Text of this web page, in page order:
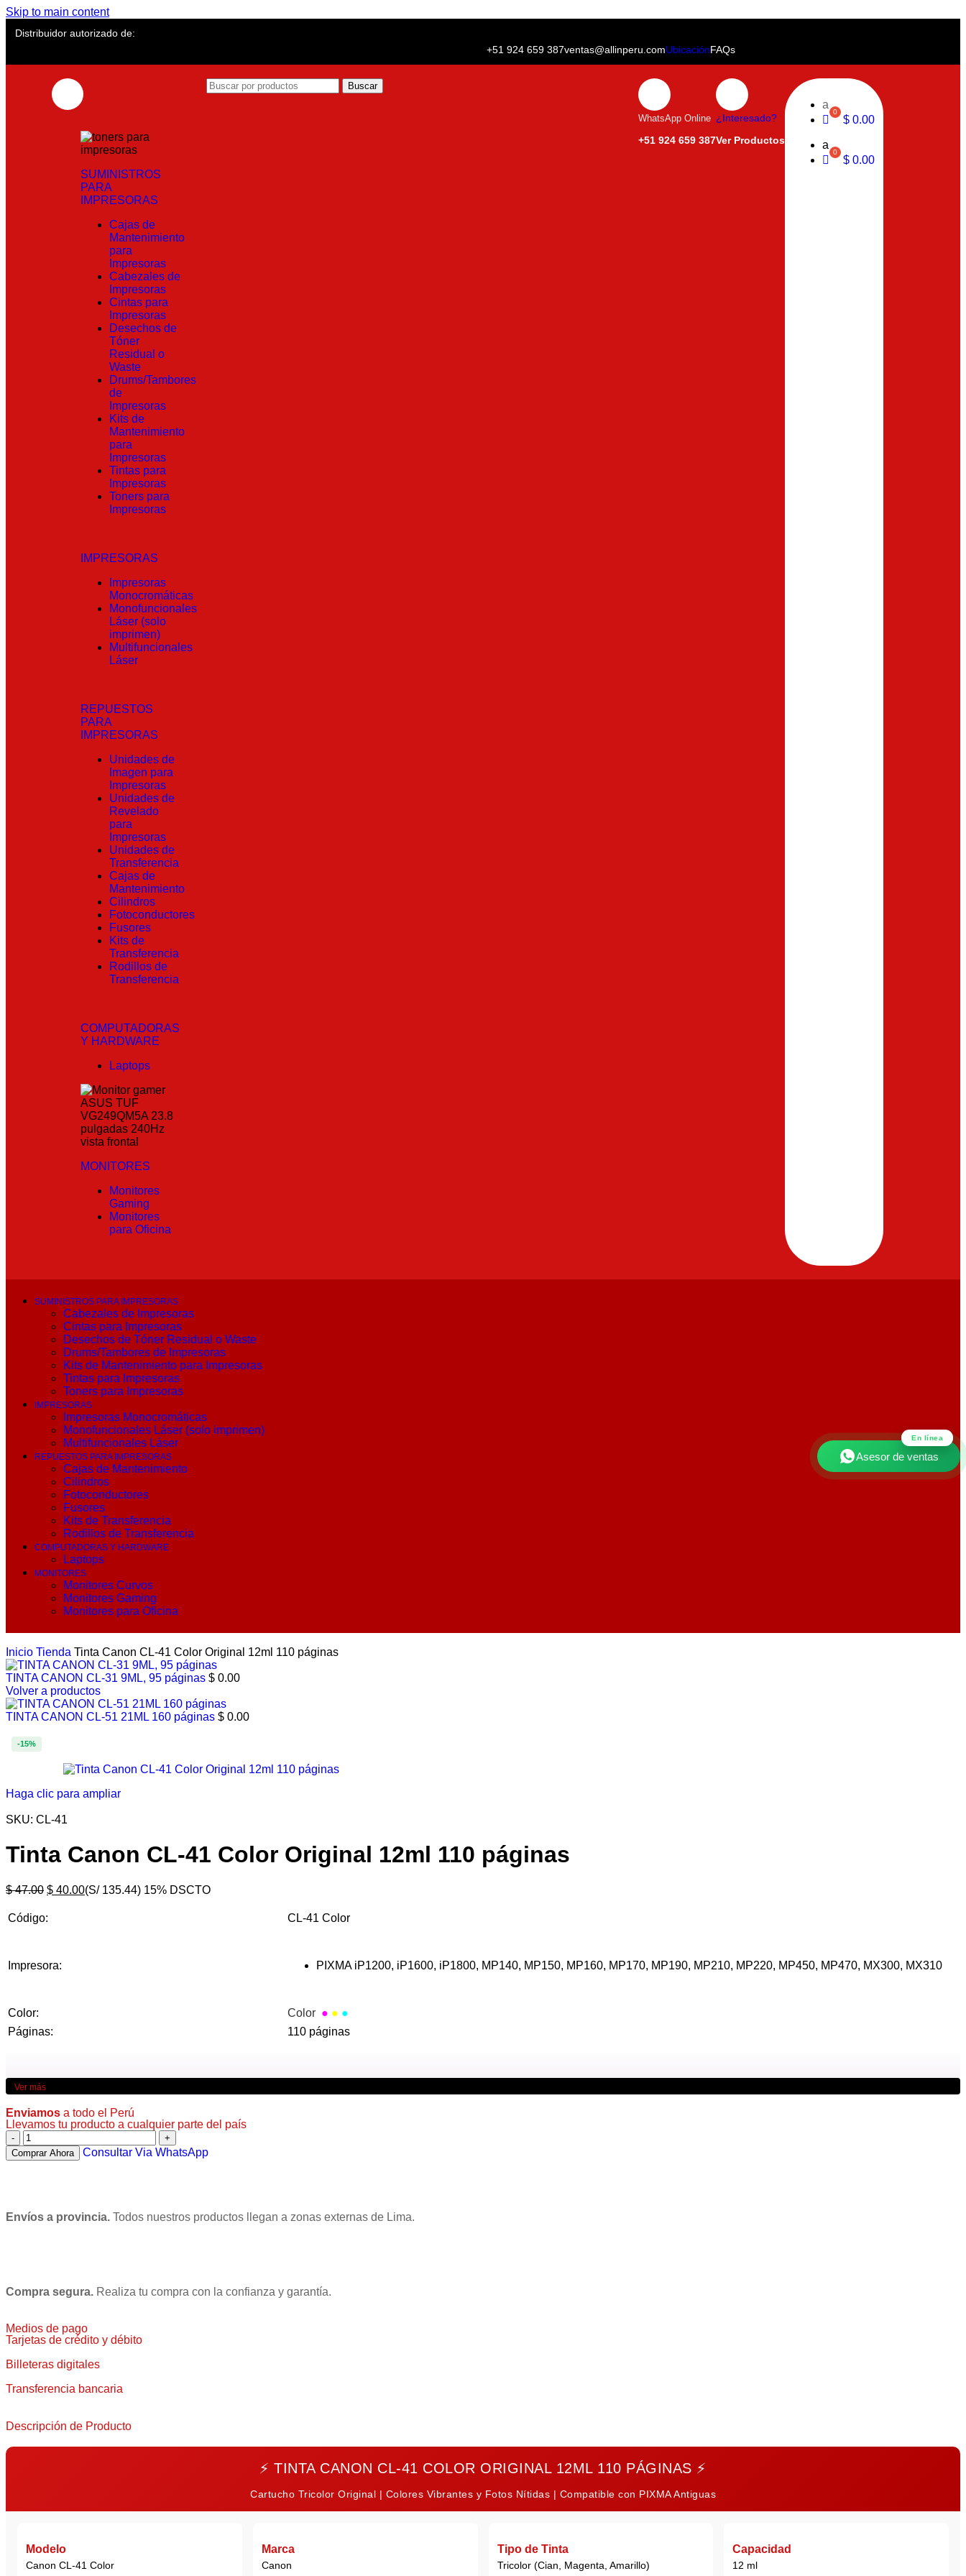
Skip to main content
Distribuidor autorizado de:
+51 924 659 387ventas@allinperu.comUbicaciónFAQs
SUMINISTROS
PARA
IMPRESORAS
Cajas de
Mantenimiento
para
Impresoras
Cabezales de
Impresoras
Cintas para
Impresoras
Desechos de
Tóner
Residual o
Waste
Drums/Tambores
de
Impresoras
Kits de
Mantenimiento
para
Impresoras
Tintas para
Impresoras
Toners para
Impresoras
IMPRESORAS
Impresoras
Monocromáticas
Monofuncionales
Láser (solo
imprimen)
Multifuncionales
Láser
REPUESTOS
PARA
IMPRESORAS
Unidades de
Imagen para
Impresoras
Unidades de
Revelado
para
Impresoras
Unidades de
Transferencia
Cajas de
Mantenimiento
Cilindros
Fotoconductores
Fusores
Kits de
Transferencia
Rodillos de
Transferencia
COMPUTADORAS
Y HARDWARE
Laptops
MONITORES
Monitores
Gaming
Monitores
para Oficina
Buscar
WhatsApp Online
+51 924 659 387
¿Interesado?
Ver Productos
a
$ 0.00
a
$ 0.00
SUMINISTROS PARA IMPRESORAS
Cabezales de Impresoras
Cintas para Impresoras
Desechos de Tóner Residual o Waste
Drums/Tambores de Impresoras
Kits de Mantenimiento para Impresoras
Tintas para Impresoras
Toners para Impresoras
IMPRESORAS
Impresoras Monocromáticas
Monofuncionales Láser (solo imprimen)
Multifuncionales Láser
REPUESTOS PARA IMPRESORAS
Cajas de Mantenimiento
Cilindros
Fotoconductores
Fusores
Kits de Transferencia
Rodillos de Transferencia
COMPUTADORAS Y HARDWARE
Laptops
MONITORES
Monitores Curvos
Monitores Gaming
Monitores para Oficina
En línea
Asesor de ventas
Inicio Tienda Tinta Canon CL-41 Color Original 12ml 110 páginas
TINTA CANON CL-31 9ML, 95 páginas $ 0.00
Volver a productos
TINTA CANON CL-51 21ML 160 páginas $ 0.00
-15%
Haga clic para ampliar
SKU: CL-41
Tinta Canon CL-41 Color Original 12ml 110 páginas
$47.00 $ 40.00(S/ 135.44) 15% DSCTO
Código: CL-41 Color
Impresora: PIXMA iP1200, iP1600, iP1800, MP140, MP150, MP160, MP170, MP190, MP210, MP220, MP450, MP470, MX300, MX310
Color: Color ● ● ●
Páginas:
110 páginas
Ver más
Enviamos a todo el Perú
Llevamos tu producto a cualquier parte del país
Comprar Ahora Consultar Via WhatsApp
Envíos a provincia. Todos nuestros productos llegan a zonas externas de Lima.
Compra segura. Realiza tu compra con la confianza y garantía.
Medios de pago
Tarjetas de crédito y débito
Billeteras digitales
Transferencia bancaria
Descripción de Producto
⚡TINTA CANON CL-41 COLOR ORIGINAL 12ML 110 PÁGINAS ⚡
Cartucho Tricolor Original | Colores Vibrantes y Fotos Nítidas | Compatible con PIXMA Antiguas
Modelo
Canon CL-41 Color
Marca
Canon
Tipo de Tinta
Tricolor (Cian, Magenta, Amarillo)
Capacidad
12 ml